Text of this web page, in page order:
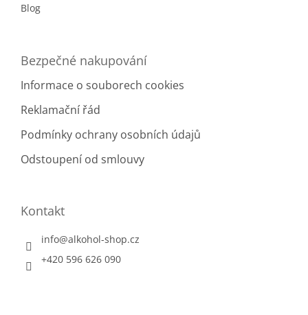
Blog
Bezpečné nakupování
Informace o souborech cookies
Reklamační řád
Podmínky ochrany osobních údajů
Odstoupení od smlouvy
Kontakt
info@alkohol-shop.cz
+420 596 626 090